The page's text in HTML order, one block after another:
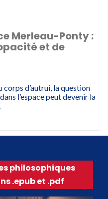
Merleau-Ponty :
et de
corps d’autrui, la question
l’espace peut devenir la
philosophiques
.epub et .pdf